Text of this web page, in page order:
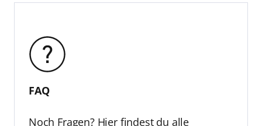
FAQ
Noch Fragen? Hier findest du alle